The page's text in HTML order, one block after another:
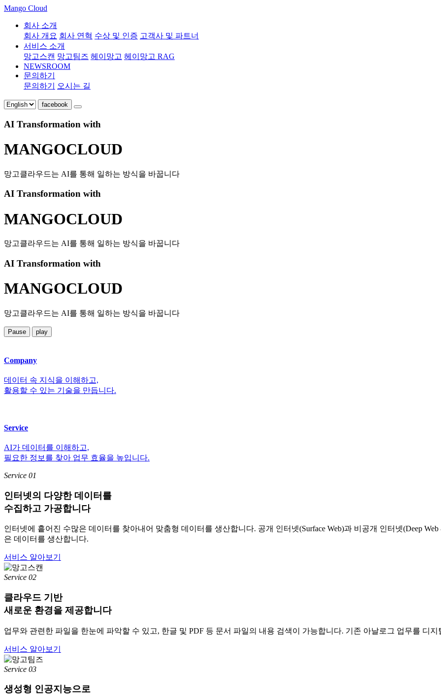
Mango Cloud
회사 소개
회사 개요 회사 연혁 수상 및 인증 고객사 및 파트너
서비스 소개
망고스캔 망고팀즈 헤이망고 헤이망고 RAG
NEWSROOM
문의하기
문의하기
오시는 길
facebook
AI Transformation with
MANGOCLOUD
망고클라우드는 AI를 통해 일하는 방식을 바꿉니다
AI Transformation with
MANGOCLOUD
망고클라우드는 AI를 통해 일하는 방식을 바꿉니다
AI Transformation with
MANGOCLOUD
망고클라우드는 AI를 통해 일하는 방식을 바꿉니다
Pause play
Company
데이터 속 지식을 이해하고,
활용할 수 있는 기술을 만듭니다.
Service
AI가 데이터를 이해하고,
필요한 정보를 찾아 업무 효율을 높입니다.
Service 01
인터넷의 다양한 데이터 를
수집하고 가공합니다
인터넷에 흩어진 수많은 데이터를 찾아내어 맞춤형 데이터를 생산합니다. 공개 인터넷(Surface Web)과 비공개 인터넷(Deep
은 데이터를 생산합니다.
서비스 알아보기
Service 02
클라우드 기반
새로운 환경을 제공합니다
업무와 관련한 파일을 한눈에 파악할 수 있고, 한글 및 PDF 등 문서 파일의 내용 검색이 가능합니다. 기존 아날로그 업무를 디
서비스 알아보기
Service 03
생성형 인공지능으로